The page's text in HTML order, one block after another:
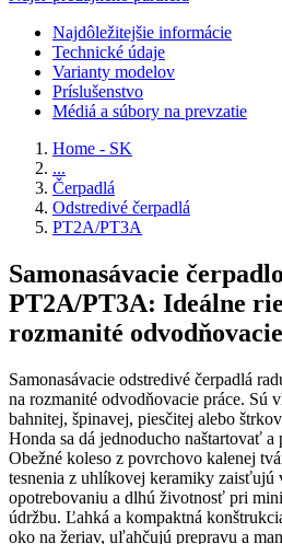
Najdôležitejšie informácie
Technické údaje
Varianty modelov
Príslušenstvo
Médiá a súbory na prevzatie
Home - SK
...
Čerpadlá
Odstredivé čerpadlá
PT2A/PT3A
Samonasávacie
PT2A/PT3A: Ideálne
rozmanité
Samonasávacie odstredivé čerpadlá
na rozmanité odvodňovacie práce. Sú
bahnitej, špinavej, piesčitej alebo
Honda sa dá jednoducho naštartovať
Obežné koleso z povrchovo kalenej
tesnenia z uhlíkovej keramiky
opotrebovaniu a dlhú životnosť pri
údržbu. Ľahká a kompaktná
oko na žeriav, uľahčujú prepravu a